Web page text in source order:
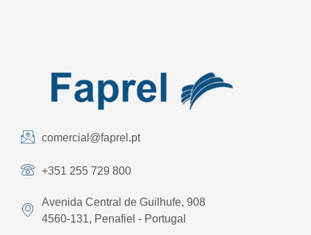
comercial@faprel.pt
+351 255 729 800
Avenida Central de Guilhufe, 908
4560-131, Penafiel - Portugal